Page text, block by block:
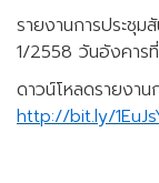
รายงานการประชุ
1/2558 วันอังคาร
ดาวน์โหลดรายงาน
http://bit.ly/